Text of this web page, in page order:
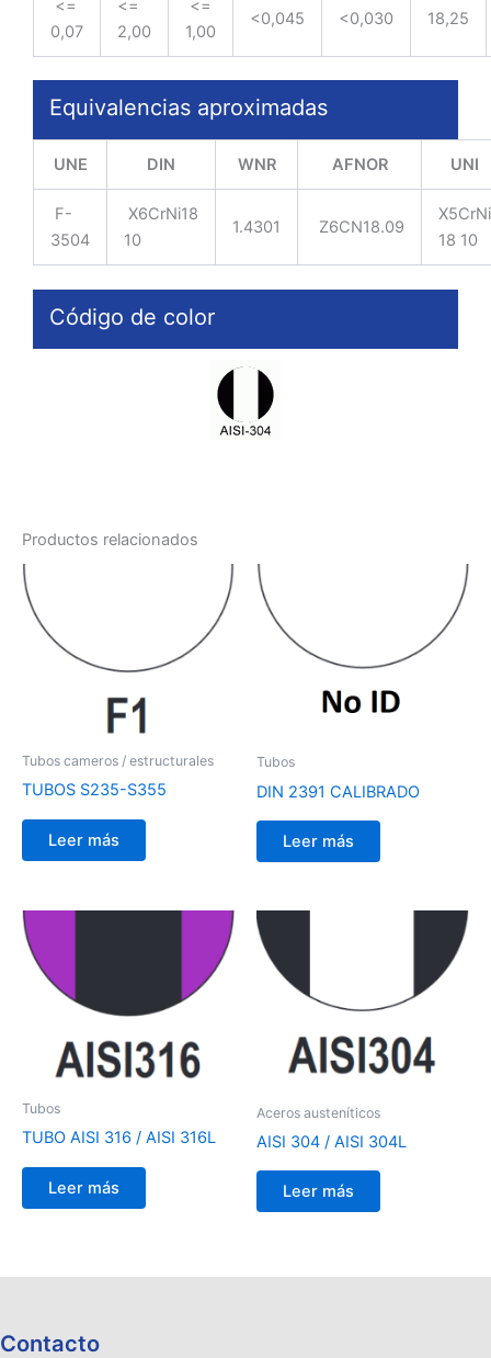
<=
0,07
<=
2,00
<=
1,00
<0,045 <0,030 18,25
Equivalencias aproximadas
UNE DIN WNR AFNOR UNI
F-
3504
X6CrNi18
10
1.4301 Z6CN18.09
X5CrNi
18 10
Código de color
Productos relacionados
Tubos cameros / estructurales
TUBOS S235-S355
Leer más
Tubos
DIN 2391 CALIBRADO
Leer más
Tubos
TUBO AISI 316 / AISI 316L
Leer más
Aceros austeníticos
AISI 304 / AISI 304L
Leer más
Contacto